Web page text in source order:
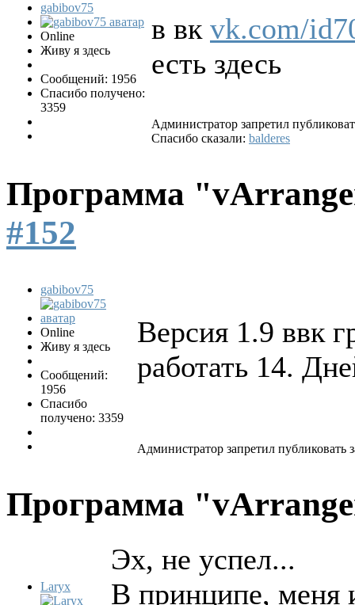
gabibov75
Online
Живу я здесь
Сообщений: 1956
Спасибо получено:
3359
в вк vk.com/
есть здесь
Администратор запретил
Спасибо сказали: balderes
Программа
#152
gabibov75
Online
Живу я здесь
Сообщений:
1956
Спасибо
получено: 3359
Версия 1.9 ввк
работать 14.
Администратор запретил публиковать
Программа
Laryx
Эх, не успел...
В принципе, меня